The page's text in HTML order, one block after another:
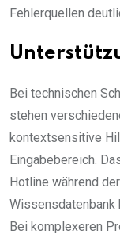
Fehlerquellen
Bei technischen
stehen
kontextsensitive
Eingabebereich.
Hotline während
Bei komplexeren